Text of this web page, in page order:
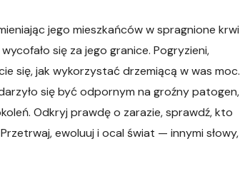
jego mieszkańców w spragnione krwi
się za jego granice. Pogryzieni,
się, jak wykorzystać drzemiącą w was moc.
się być odpornym na groźny patogen,
Odkryj prawdę o zarazie, sprawdź, kto
ewoluuj i ocal świat — innymi słowy,